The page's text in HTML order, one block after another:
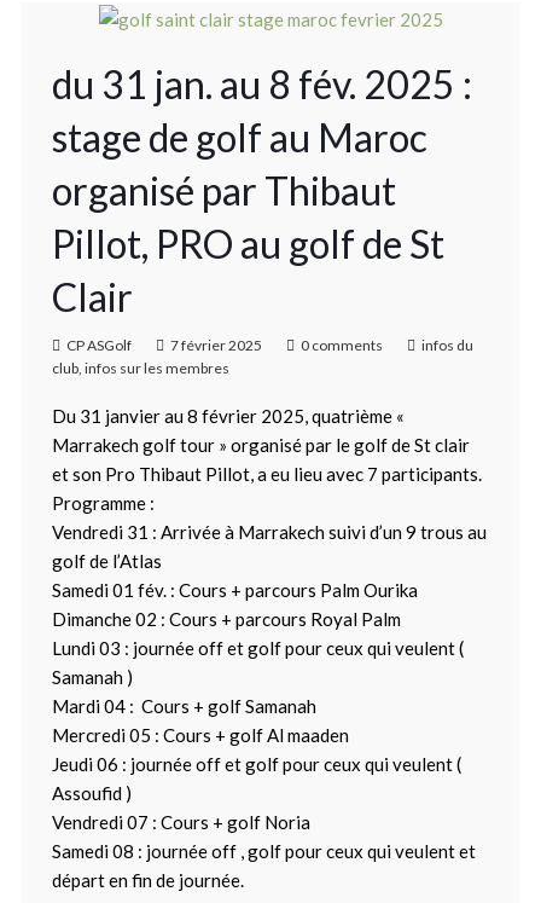
du 31 jan. au 8 fév. 2025 :
stage de golf au Maroc
organisé par Thibaut
Pillot, PRO au golf de St
Clair
CP ASGolf 7 février 2025 0 comments
infos du
club, infos sur les membres
Du 31 janvier au 8 février 2025, quatrième «
Marrakech golf tour » organisé par le golf de St clair
et son Pro Thibaut Pillot, a eu lieu avec 7 participants.
Programme :
Vendredi 31 : Arrivée à Marrakech suivi d’un 9 trous au
golf de l’Atlas
Samedi 01 fév. : Cours + parcours Palm Ourika
Dimanche 02 : Cours + parcours Royal Palm
Lundi 03 : journée off et golf pour ceux qui veulent (
Samanah )
Mardi 04 : Cours + golf Samanah
Mercredi 05 : Cours + golf Al maaden
Jeudi 06 : journée off et golf pour ceux qui veulent (
Assoufid )
Vendredi 07 : Cours + golf Noria
Samedi 08 : journée off , golf pour ceux qui veulent et
départ en fin de journée.